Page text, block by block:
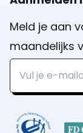
Meld je aan
maandelijks